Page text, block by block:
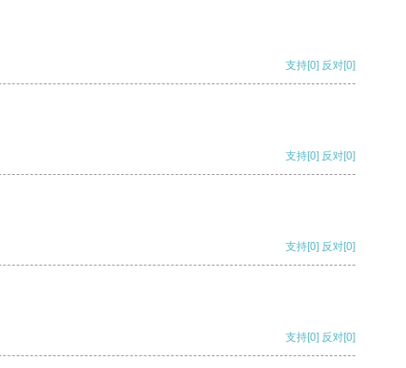
支持[0] 反对[0]
支持[0] 反对[0]
支持[0] 反对[0]
支持[0] 反对[0]